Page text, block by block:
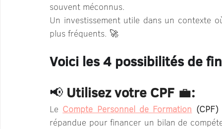
souvent méconnus.
Un investissement utile dans un contexte
plus fréquents. 🚀
Voici les 4 possibilités de
📢 Utilisez votre CPF 💼:
Le Compte Personnel de Formation (CPF)
répandue pour financer un bilan de